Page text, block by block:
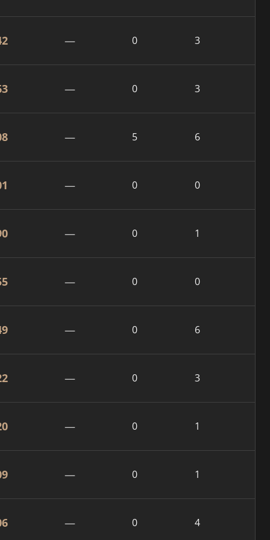
— 0 3
— 0 3
— 5 6
— 0 0
— 0 1
— 0 0
— 0 6
— 0 3
— 0 1
— 0 1
— 0 4